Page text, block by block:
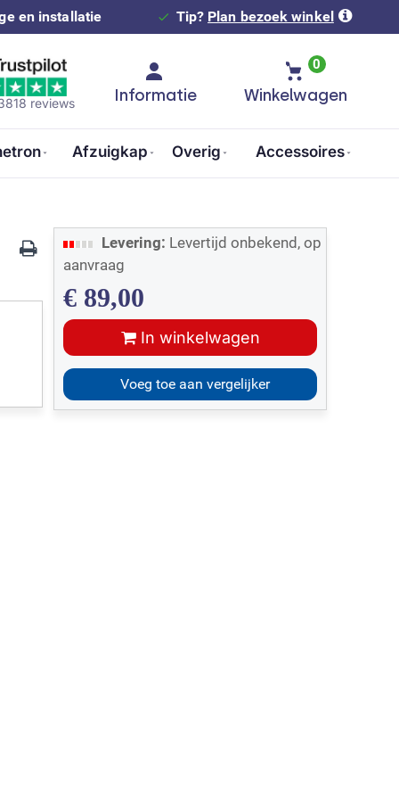
en installatie Tip? Plan bezoek winkel
reviews Informatie Winkelwagen
0
Afzuigkap Overig Accessoires
Levering: Levertijd onbekend, op
aanvraag
€ 89,00
In winkelwagen
Voeg toe aan vergelijker